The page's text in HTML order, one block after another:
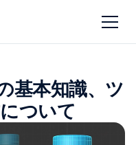
基本知識、ツ
ついて